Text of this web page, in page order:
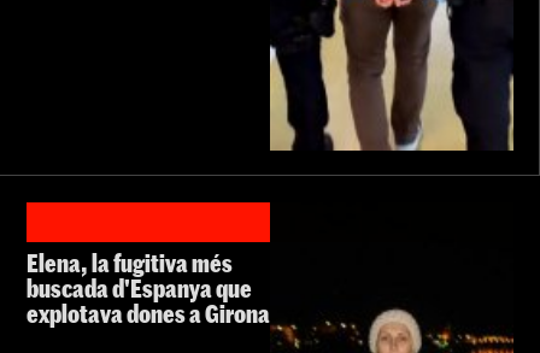
Elena, la fugitiva més
buscada d'Espanya que
explotava dones a Girona